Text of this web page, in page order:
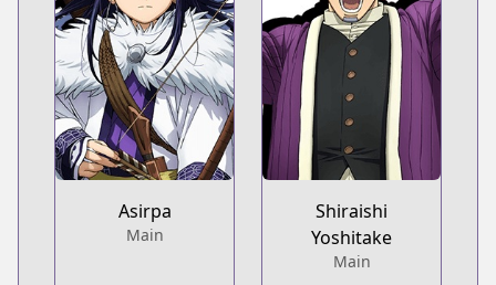
Asirpa
Main
Shiraishi
Yoshitake
Main